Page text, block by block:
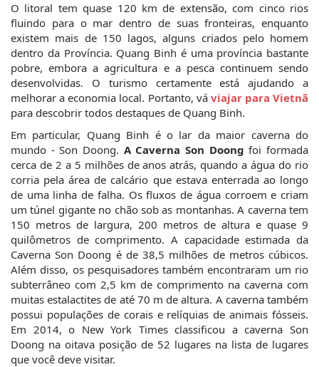
O litoral tem quase 120 km de extensão, com cinco rios
fluindo para o mar dentro de suas fronteiras, enquanto
existem mais de 150 lagos, alguns criados pelo homem
dentro da Província. Quang Binh é uma província bastante
pobre, embora a agricultura e a pesca continuem sendo
desenvolvidas. O turismo certamente está ajudando a
melhorar a economia local. Portanto, vá viajar para Vietnã
para descobrir todos destaques de Quang Binh.
Em particular, Quang Binh é o lar da maior caverna do
mundo - Son Doong. A Caverna Son Doong foi formada
cerca de 2 a 5 milhões de anos atrás, quando a água do rio
corria pela área de calcário que estava enterrada ao longo
de uma linha de falha. Os fluxos de água corroem e criam
um túnel gigante no chão sob as montanhas. A caverna tem
150 metros de largura, 200 metros de altura e quase 9
quilômetros de comprimento. A capacidade estimada da
Caverna Son Doong é de 38,5 milhões de metros cúbicos.
Além disso, os pesquisadores também encontraram um rio
subterrâneo com 2,5 km de comprimento na caverna com
muitas estalactites de até 70 m de altura. A caverna também
possui populações de corais e relíquias de animais fósseis.
Em 2014, o New York Times classificou a caverna Son
Doong na oitava posição de 52 lugares na lista de lugares
que você deve visitar.